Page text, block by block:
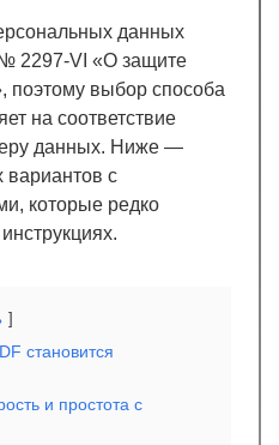
данных
2297-VI «О защите
поэтому выбор способа
на соответствие
данных. Ниже —
вариантов с
которые редко
становится
и простота с